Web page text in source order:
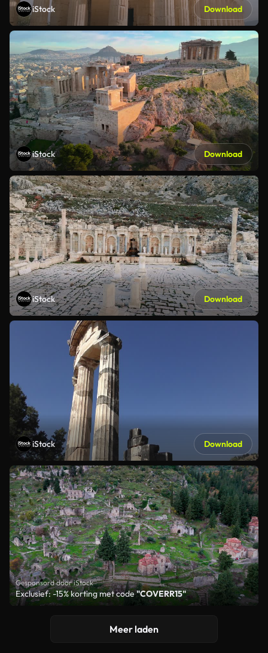
iStock Download
iStock Download
iStock Download
iStock Download
Gesponsord door iStock
Exclusief: -15% korting met code"COVERR15"
Meer laden